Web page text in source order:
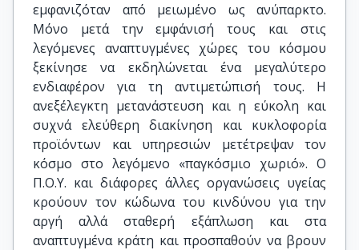
εμφανιζόταν από μειωμένο ως ανύπαρκτο.
Μόνο μετά την εμφάνισή τους και στις
λεγόμενες αναπτυγμένες χώρες του κόσμου
ξεκίνησε να εκδηλώνεται ένα μεγαλύτερο
ενδιαφέρον για τη αντιμετώπισή τους. Η
ανεξέλεγκτη μετανάστευση και η εύκολη και
συχνά ελεύθερη διακίνηση και κυκλοφορία
προϊόντων και υπηρεσιών μετέτρεψαν τον
κόσμο στο λεγόμενο «παγκόσμιο χωριό». Ο
Π.Ο.Υ. και διάφορες άλλες οργανώσεις υγείας
κρούουν τον κώδωνα του κινδύνου για την
αργή αλλά σταθερή εξάπλωση και στα
αναπτυγμένα κράτη και προσπαθούν να βρουν